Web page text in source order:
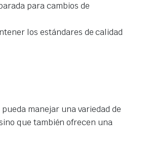
para cambios de
los estándares de calidad
manejar una variedad de
que también ofrecen una